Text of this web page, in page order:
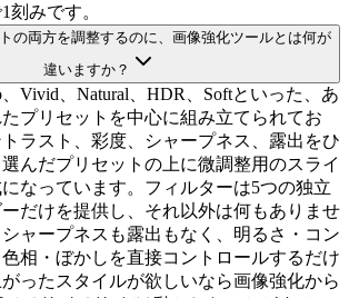
刻みです。
の両方を調整するのに、画像強化ツールとは何が
違いますか？
Vivid、Natural、HDR、Softといった、あ
プリセットを中心に組み立てられてお
ラスト、彩度、シャープネス、露出をひ
んだプリセットの上に微調整用のスライ
なっています。フィルターは5つの独立
だけを提供し、それ以外は何もありませ
ャープネスも露出もなく、明るさ・コン
色相・ぼかしを直接コントロールするだけ
ったスタイルが欲しいなら画像強化から